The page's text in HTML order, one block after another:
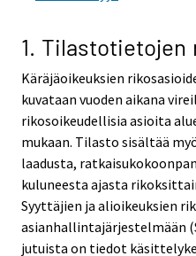
1. Tilastotietojen
Käräjäoikeuksien
kuvataan vuoden aikana
rikosoikeudellisia asioita
mukaan. Tilasto sisältää
laadusta,
kuluneesta ajasta
Syyttäjien ja alioikeuksien
asianhallintajärjestelmään
jutuista on tiedot